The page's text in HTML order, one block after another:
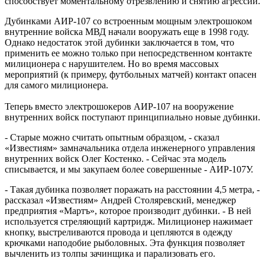
Дубинками АИР-107 со встроенным мощным электрошоком
внутренние войска МВД начали вооружать еще в 1998 году.
Однако недостаток этой дубинки заключается в том, что
применить ее можно только при непосредственном контакте
милиционера с нарушителем. Но во время массовых
мероприятий (к примеру, футбольных матчей) контакт опасен
для самого милиционера.
Теперь вместо электрошокеров АИР-107 на вооружение
внутренних войск поступают принципиально новые дубинки.
- Старые можно считать опытным образцом, - сказал
«Известиям» замначальника отдела инженерного управления
внутренних войск Олег Костенко. - Сейчас эта модель
списывается, и мы закупаем более совершенные - АИР-107У.
- Такая дубинка позволяет поражать на расстоянии 4,5 метра, -
рассказал «Известиям» Андрей Столяревский, менеджер
предприятия «Мартъ», которое производит дубинки. - В ней
используется стреляющий картридж. Милиционер нажимает
кнопку, выстреливаются провода и цепляются в одежду
крючками наподобие рыболовных. Эта функция позволяет
вычленить из толпы зачинщика и парализовать его.